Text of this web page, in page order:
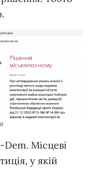
Dem. Місцеві
у якій